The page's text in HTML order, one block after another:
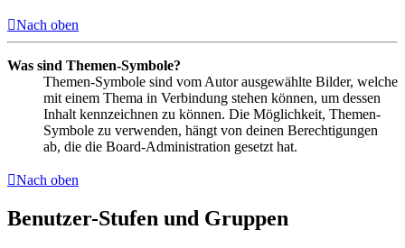
Nach oben
Was sind Themen-Symbole?
Themen-Symbole sind vom Autor ausgewählte Bilder, welche
mit einem Thema in Verbindung stehen können, um dessen
Inhalt kennzeichnen zu können. Die Möglichkeit, Themen-
Symbole zu verwenden, hängt von deinen Berechtigungen
ab, die die Board-Administration gesetzt hat.
Nach oben
Benutzer-Stufen und Gruppen